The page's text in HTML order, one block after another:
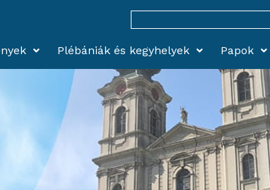
Search
for:
Plébániák és kegyhelyek Papok